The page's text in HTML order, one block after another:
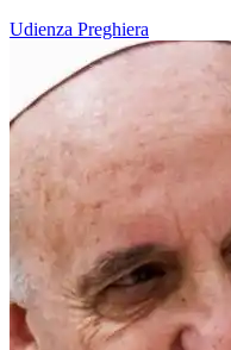
Udienza Preghiera